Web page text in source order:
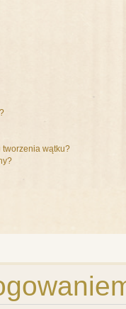
tworzenia wątku?